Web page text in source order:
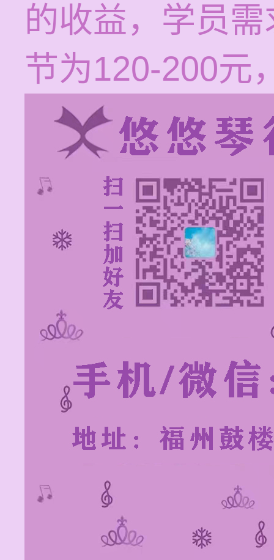
的收益，学员
节为120-200元